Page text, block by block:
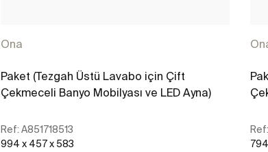
Ona
Paket (Tezgah Üstü Lavabo için Çift
Çekmeceli Banyo Mobilyası ve LED Ayna)
Ref: A851718513
994 x 457 x 583
Ref: